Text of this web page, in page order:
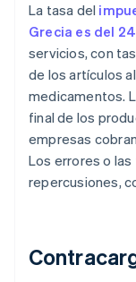
La tasa del
Grecia es del 24
servicios, con
de los artículos
medicamentos.
final de los
empresas
Los errores o
repercusiones,